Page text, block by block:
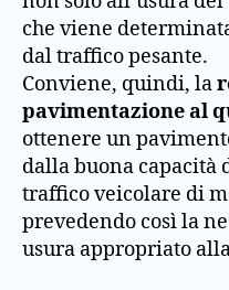
che viene
dal traffico pesante.
Conviene, quindi, la
pavimentazione al
ottenere un
dalla buona capacità
traffico veicolare di
prevedendo così la
usura appropriato